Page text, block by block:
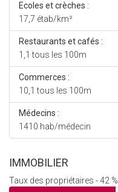
Ecoles et crèches :
17,7 étab/km²
Restaurants et cafés :
1,1 tous les 100m
Commerces :
10,1 tous les 100m
Médecins :
1410 hab/médecin
IMMOBILIER
Taux des propriétaires - 42 %